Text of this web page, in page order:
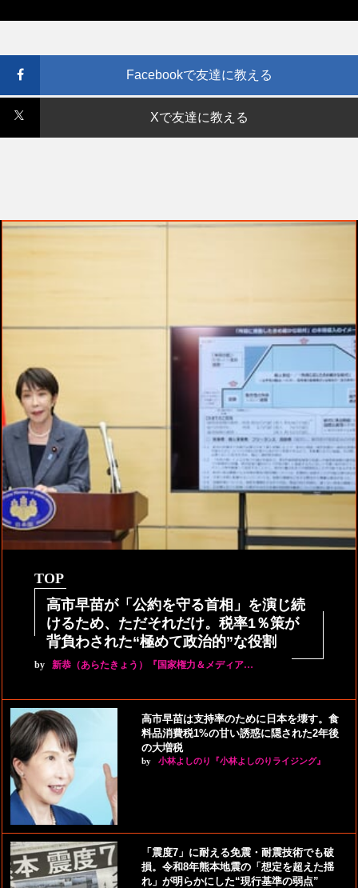
Facebookで友達に教える
Xで友達に教える
TOP
高市早苗が「公約を守る首相」を演じ続
けるため、ただそれだけ。税率1％策が
背負わされた“極めて政治的”な役割
by 新恭（あらたきょう）『国家権力＆メディア…
高市早苗は支持率のために日本を壊す。食
料品消費税1%の甘い誘惑に隠された2年後
の大増税
by 小林よしのり『小林よしのりライジング』
「震度7」に耐える免震・耐震技術でも破
損。令和8年熊本地震の「想定を超えた揺
れ」が明らかにした“現行基準の弱点”